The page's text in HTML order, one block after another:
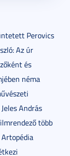
Perovics
Az úr
és
néma
András
több